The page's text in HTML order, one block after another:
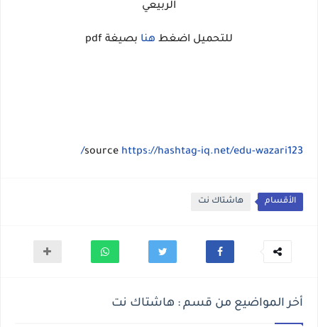
الربيعي
للتحميل اضغط هنا بصيغة pdf
source https://hashtag-iq.net/edu-wazari123/
الأقسام هاشتاك نت
أخر المواضيع من قسم : هاشتاك نت